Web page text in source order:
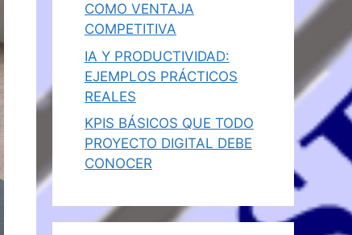
COMO VENTAJA
COMPETITIVA
IA Y PRODUCTIVIDAD:
EJEMPLOS PRÁCTICOS
REALES
KPIS BÁSICOS QUE TODO
PROYECTO DIGITAL DEBE
CONOCER